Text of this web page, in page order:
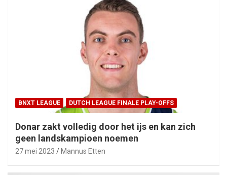
BNXT LEAGUE DUTCH LEAGUE FINALE PLAY-OFFS
Donar zakt volledig door het ijs en kan zich
geen landskampioen noemen
27 mei 2023 Mannus Etten